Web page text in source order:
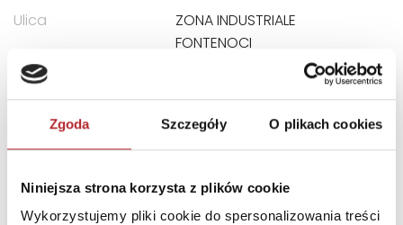
Zgoda Szczegóły O plikach cookies
Niniejsza strona korzysta z plików cookie
Wykorzystujemy pliki cookie do spersonalizowania treści
Ulica
ZONA INDUSTRIALE
FONTENOCI
Kod pocztowy
Miasto
RECANATI LOCALITA
assistenza@clementoni.it
INNI KLIENCI KUPOWALI